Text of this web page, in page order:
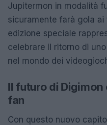
Jupitermon in modalità
sicuramente farà gola
edizione speciale
celebrare il ritorno di
nel mondo dei
Il futuro di Digimon
fan
Con questo nuovo